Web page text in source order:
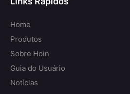
Home
Produtos
Sobre Hoin
Guia do Usuário
Notícias